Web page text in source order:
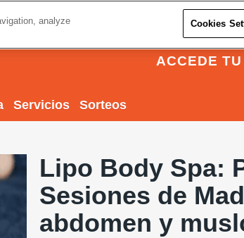
ACCEDE
Servicios Sorteos
Lipo Body Spa:
Sesiones de
abdomen y
analyze
Cookies